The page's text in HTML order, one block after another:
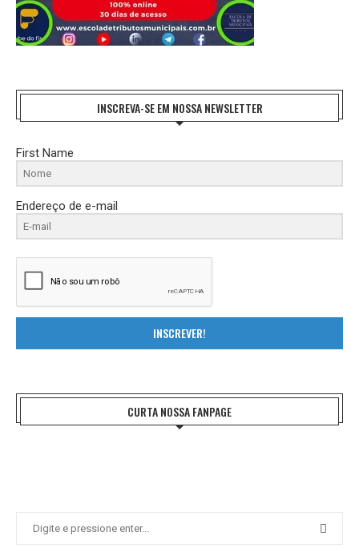
INSCREVA-SE EM NOSSA NEWSLETTER
First Name
Endereço de e-mail
INSCREVER!
CURTA NOSSA FANPAGE